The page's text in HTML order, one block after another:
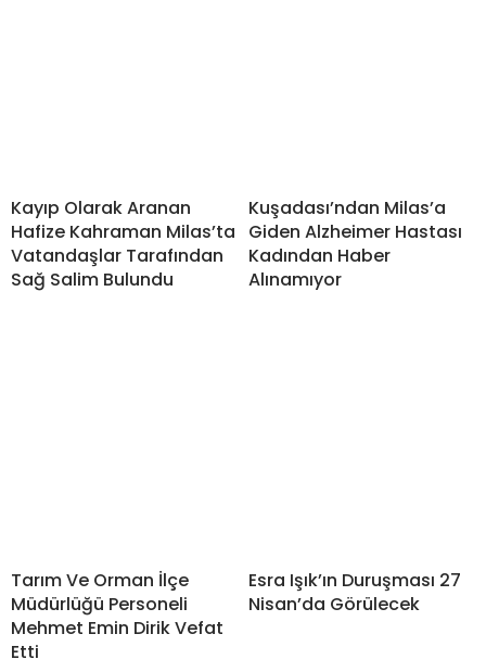
Kayıp Olarak Aranan
Hafize Kahraman Milas’ta
Vatandaşlar Tarafından
Sağ Salim Bulundu
Kuşadası’ndan Milas’a
Giden Alzheimer Hastası
Kadından Haber
Alınamıyor
Tarım Ve Orman İlçe
Müdürlüğü Personeli
Mehmet Emin Dirik Vefat
Etti
Esra Işık’ın Duruşması 27
Nisan’da Görülecek